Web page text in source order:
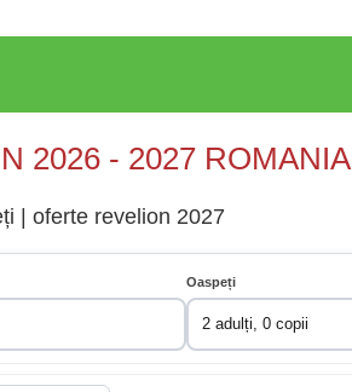
2026 - 2027 ROMANIA
| oferte revelion 2027
Oaspeți
2 adulți, 0 copii